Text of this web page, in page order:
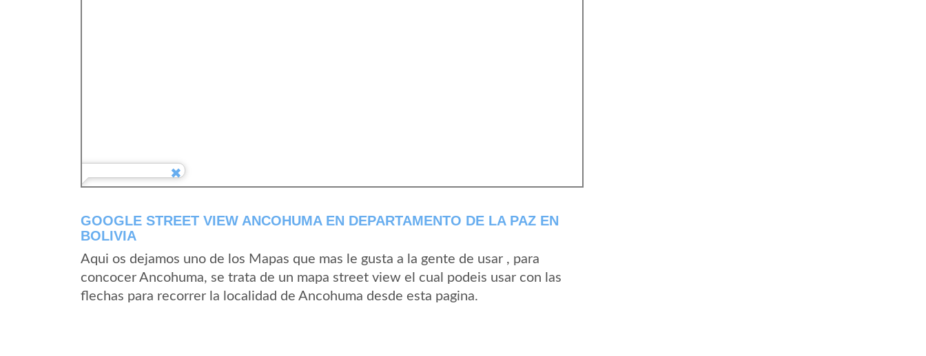
GOOGLE STREET VIEW ANCOHUMA EN DEPARTAMENTO DE LA PAZ EN
BOLIVIA
Aqui os dejamos uno de los Mapas que mas le gusta a la gente de usar , para
concocer Ancohuma, se trata de un mapa street view el cual podeis usar con las
flechas para recorrer la localidad de Ancohuma desde esta pagina.